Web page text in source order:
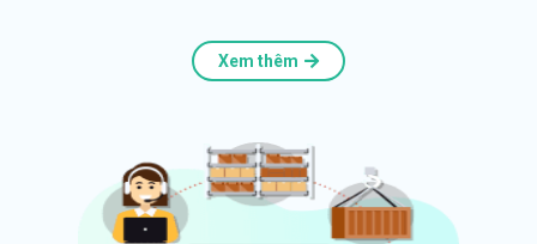
Xem thêm